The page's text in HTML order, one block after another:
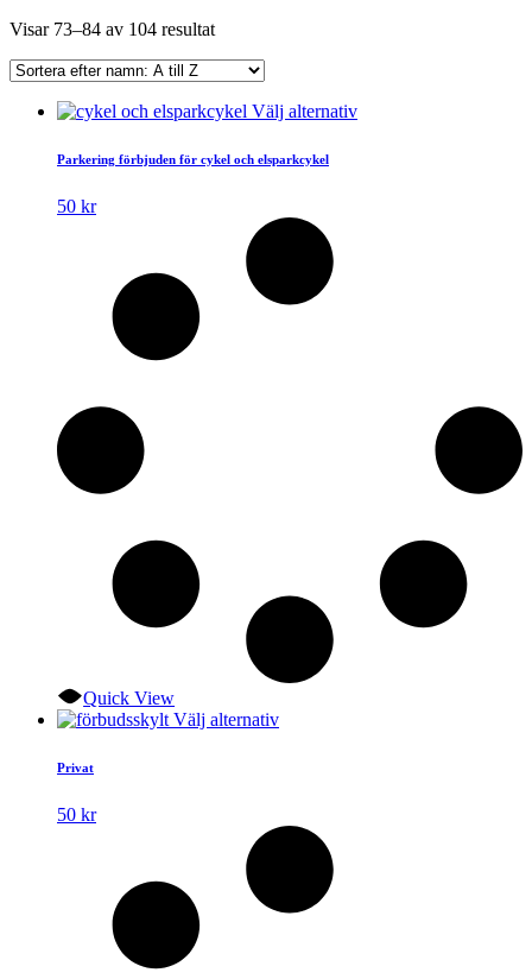
Visar 73–84 av 104 resultat
Välj alternativDen
Parkering förbjuden för cykel och elsparkcykel
50 kr
Quick View
Välj alternativDen
varianter.
alternativen
kan
Privat
50 kr